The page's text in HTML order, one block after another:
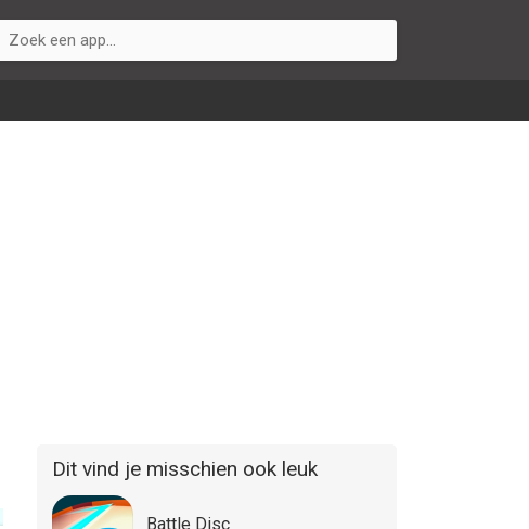
Dit vind je misschien ook leuk
Battle Disc